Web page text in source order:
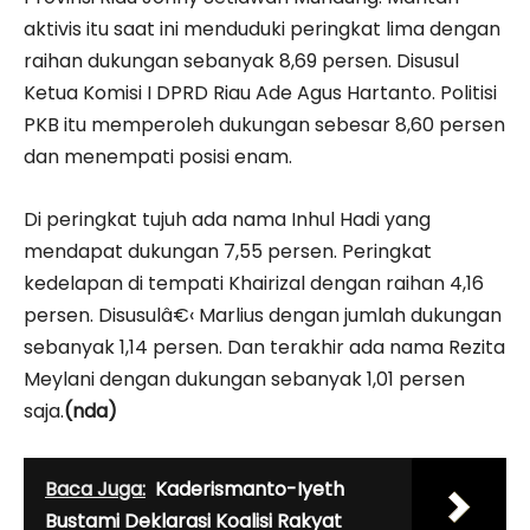
aktivis itu saat ini menduduki peringkat lima dengan
raihan dukungan sebanyak 8,69 persen. Disusul
Ketua Komisi I DPRD Riau Ade Agus Hartanto. Politisi
PKB itu memperoleh dukungan sebesar 8,60 persen
dan menempati posisi enam.
Di peringkat tujuh ada nama Inhul Hadi yang
mendapat dukungan 7,55 persen. Peringkat
kedelapan di tempati Khairizal dengan raihan 4,16
persen. Disusulâ€‹ Marlius dengan jumlah dukungan
sebanyak 1,14 persen. Dan terakhir ada nama Rezita
Meylani dengan dukungan sebanyak 1,01 persen
saja.(nda)
Baca Juga: Kaderismanto-Iyeth
Bustami Deklarasi Koalisi Rakyat